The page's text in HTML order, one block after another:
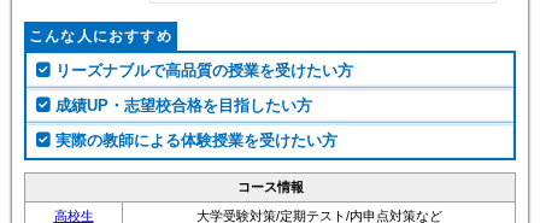
こんな人におすすめ
リーズナブルで高品質の授業を受けたい方
成績UP・志望校合格を目指したい方
実際の教師による体験授業を受けたい方
コース情報
高校生
大学受験対策/定期テスト/内申点対策など